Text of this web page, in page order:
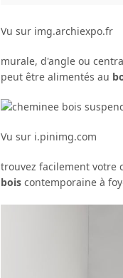
Vu sur img.archiexpo.fr
murale, d'angle ou
peut être alimentés au
Vu sur i.pinimg.com
trouvez facilement votre
bois contemporaine à